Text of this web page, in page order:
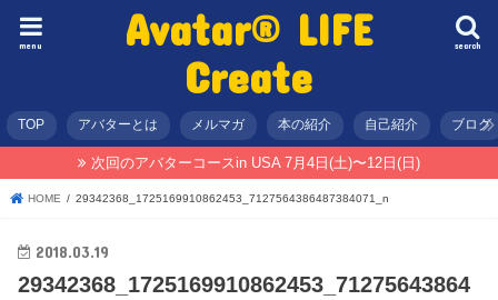
Avatar® LIFE
Create
search
menu
TOP アバターとは メルマガ 本の紹介 自己紹介 ブログ
次回のアバターコースin USA 7月4日(土)〜12日(日)
HOME 29342368_1725169910862453_7127564386487384071_n
2018.03.19
29342368_1725169910862453_71275643864